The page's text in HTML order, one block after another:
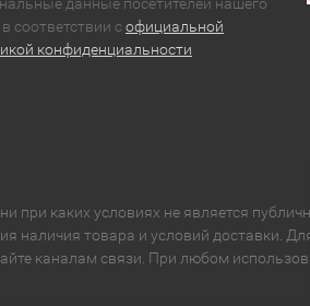
соответствии софициальной
конфиденциальности
при каких условиях не является
наличия товара и условий доставки.
каналам связи. При любом